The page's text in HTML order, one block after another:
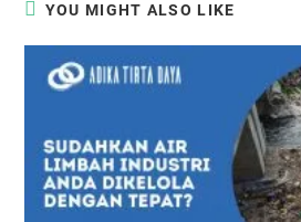
YOU MIGHT ALSO LIKE